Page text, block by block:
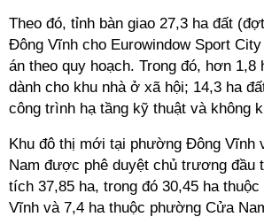
Theo đó, tỉnh bàn giao 27,3 ha đất
Đông Vĩnh cho Eurowindow Sport
án theo quy hoạch. Trong đó, hơn 1,8
dành cho khu nhà ở xã hội; 14,3 ha
công trình hạ tầng kỹ thuật và không
Khu đô thị mới tại phường Đông Vĩnh
Nam được phê duyệt chủ trương đầu
tích 37,85 ha, trong đó 30,45 ha
Vĩnh và 7,4 ha thuộc phường Cửa